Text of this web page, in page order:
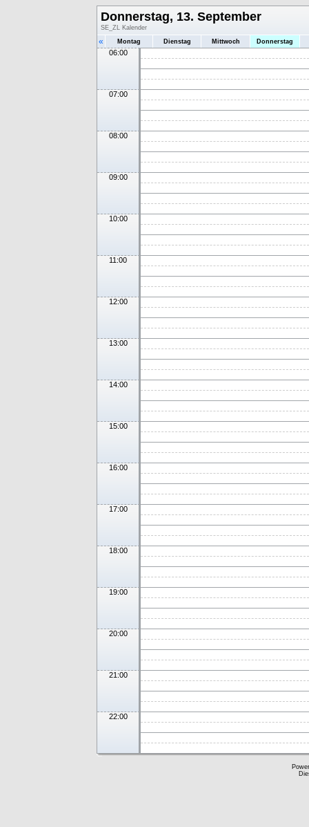
Donnerstag, 13. September
SE_ZL Kalender
« Montag Dienstag Mittwoch Donnerstag
06:00
07:00
08:00
09:00
10:00
11:00
12:00
13:00
14:00
15:00
16:00
17:00
18:00
19:00
20:00
21:00
22:00